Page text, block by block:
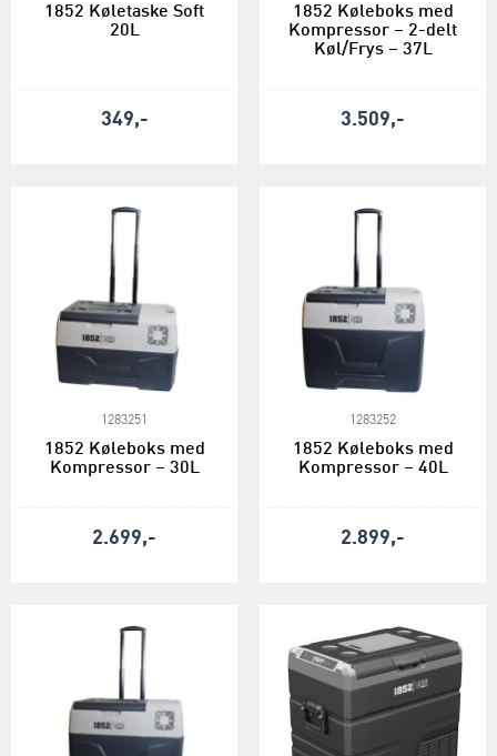
1852 Køletaske Soft
20L
349,-
1852 Køleboks med
Kompressor – 2-delt
Køl/Frys – 37L
3.509,-
1283251
1852 Køleboks med
Kompressor – 30L
2.699,-
1283252
1852 Køleboks med
Kompressor – 40L
2.899,-